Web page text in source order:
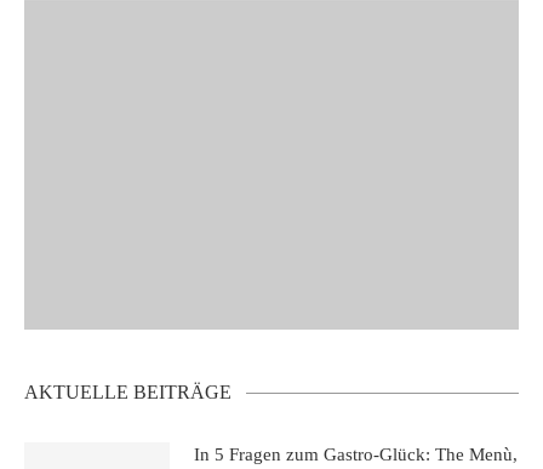
AKTUELLE BEITRÄGE
In 5 Fragen zum Gastro-Glück: The Menù,